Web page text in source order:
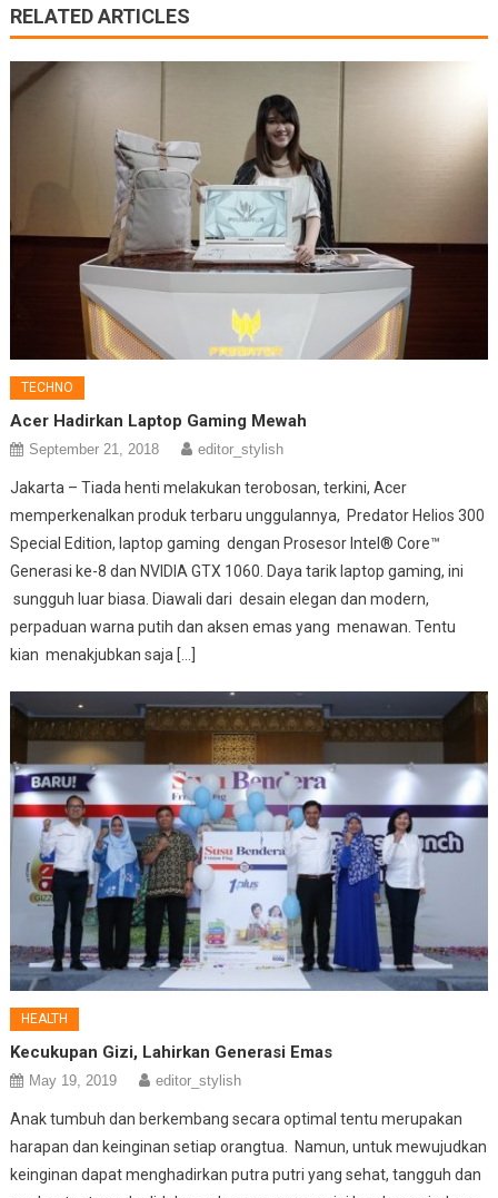
RELATED ARTICLES
TECHNO
Acer Hadirkan Laptop Gaming Mewah
September 21, 2018 editor_stylish
Jakarta – Tiada henti melakukan terobosan, terkini, Acer
memperkenalkan produk terbaru unggulannya, Predator Helios 300
Special Edition, laptop gaming dengan Prosesor Intel® Core™
Generasi ke-8 dan NVIDIA GTX 1060. Daya tarik laptop gaming, ini
sungguh luar biasa. Diawali dari desain elegan dan modern,
perpaduan warna putih dan aksen emas yang menawan. Tentu
kian menakjubkan saja […]
HEALTH
Kecukupan Gizi, Lahirkan Generasi Emas
May 19, 2019 editor_stylish
Anak tumbuh dan berkembang secara optimal tentu merupakan
harapan dan keinginan setiap orangtua. Namun, untuk mewujudkan
keinginan dapat menghadirkan putra putri yang sehat, tangguh dan